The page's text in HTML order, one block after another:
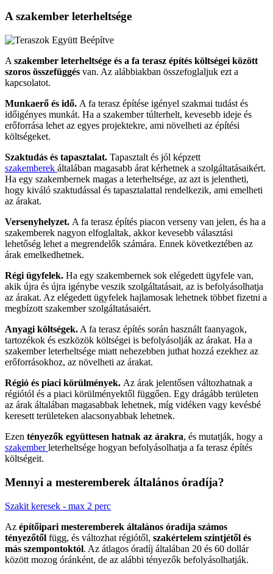
A szakember leterheltsége
A szakember leterheltsége és a fa terasz építés költségei között
szoros összefüggés van. Az alábbiakban összefoglaljuk ezt a
kapcsolatot.
Munkaerő és idő. A fa terasz építése igényel szakmai tudást és
időigényes munkát. Ha a szakember túlterhelt, kevesebb ideje és
erőforrása lehet az egyes projektekre, ami növelheti az építési
költségeket.
Szaktudás és tapasztalat. Tapasztalt és jól képzett
szakemberek általában magasabb árat kérhetnek a szolgáltatásaikért.
Ha egy szakembernek magas a leterheltsége, az azt is jelentheti,
hogy kiváló szaktudással és tapasztalattal rendelkezik, ami emelheti
az árakat.
Versenyhelyzet. A fa terasz építés piacon verseny van jelen, és ha a
szakemberek nagyon elfoglaltak, akkor kevesebb választási
lehetőség lehet a megrendelők számára. Ennek következtében az
árak emelkedhetnek.
Régi ügyfelek. Ha egy szakembernek sok elégedett ügyfele van,
akik újra és újra igénybe veszik szolgáltatásait, az is befolyásolhatja
az árakat. Az elégedett ügyfelek hajlamosak lehetnek többet fizetni a
megbízott szakember szolgáltatásaiért.
Anyagi költségek. A fa terasz építés során használt faanyagok,
tartozékok és eszközök költségei is befolyásolják az árakat. Ha a
szakember leterheltsége miatt nehezebben juthat hozzá ezekhez az
erőforrásokhoz, az növelheti az árakat.
Régió és piaci körülmények. Az árak jelentősen változhatnak a
régiótól és a piaci körülményektől függően. Egy drágább területen
az árak általában magasabbak lehetnek, míg vidéken vagy kevésbé
keresett területeken alacsonyabbak lehetnek.
Ezen tényezők együttesen hatnak az árakra, és mutatják, hogy a
szakemberleterheltsége hogyan befolyásolhatja a fa terasz építés
költségeit.
Mennyi a mesteremberek általános óradíja?
Szakit keresek - max 2 perc
Az építőipari mesteremberek általános óradíja számos
tényezőtől függ, és változhat régiótől, szakértelem szintjétől és
más szempontoktól. Az átlagos óradíj általában 20 és 60 dollár
között mozog óránként, de az alábbi tényezők befolyásolhatják.